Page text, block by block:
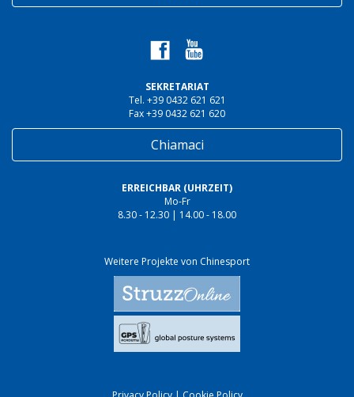
SEKRETARIAT
Tel. +39 0432 621 621
Fax +39 0432 621 620
Chiamaci
ERREICHBAR (UHRZEIT)
Mo-Fr
8.30 - 12.30 | 14.00 - 18.00
Weitere Projekte von Chinesport